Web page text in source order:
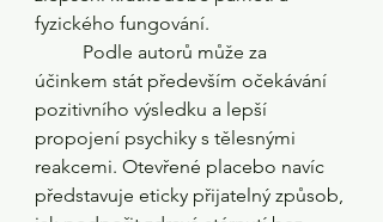
fyzického fungování.
účinkem stát především očekávání
pozitivního výsledku a lepší
propojení psychiky s tělesnými
reakcemi. Otevřené placebo navíc
představuje eticky přijatelný způsob,